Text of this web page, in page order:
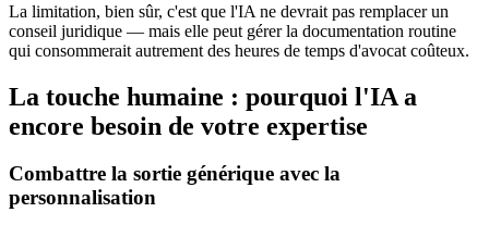
La limitation, bien sûr, c'est que l'IA ne devrait pas remplacer un
conseil juridique — mais elle peut gérer la documentation routine
qui consommerait autrement des heures de temps d'avocat coûteux.
La touche humaine : pourquoi l'IA a
encore besoin de votre expertise
Combattre la sortie générique avec la
personnalisation